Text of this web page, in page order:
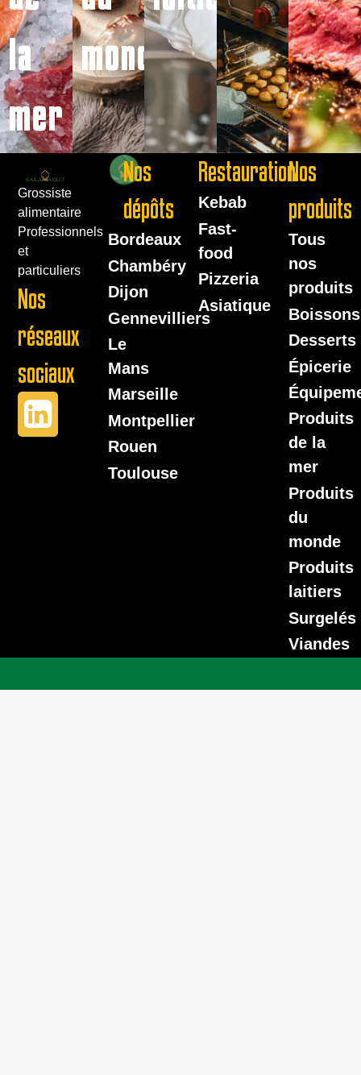
la
mer
monde
Grossiste
alimentaire
Professionnels
et
particuliers
Nos
réseaux
sociaux
Nos
dépôts
Bordeaux
Chambéry
Dijon
Gennevilliers
Le
Mans
Marseille
Montpellier
Rouen
Toulouse
Restauration
Kebab
Fast-
food
Pizzeria
Asiatique
Nos
produits
Tous
nos
produits
Boissons
Desserts
Épicerie
Produits
de la
mer
Produits
du
monde
Produits
laitiers
Surgelés
Viandes